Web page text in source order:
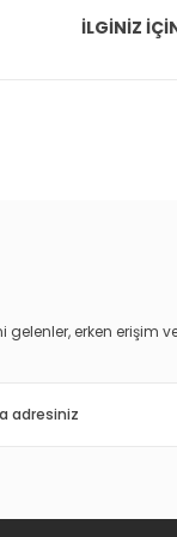
İLGİNİZ
gelenler, erken erişim